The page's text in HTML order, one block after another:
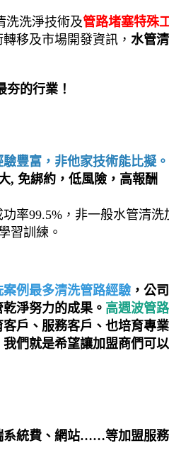
洗淨技術及管路堵塞特殊
移及市場開發資訊， 水管
的行業！
豐富，非他家技術能比擬。
, 免綁約，低風險，高報酬
率99.5%，非一般水管清
習訓練。
案例最多清洗管路經驗 ，公
淨努力的成果。 高週波管
戶、服務客戶、也培育專
們就是希望讓加盟商們可
系統費、網站……等加盟服務